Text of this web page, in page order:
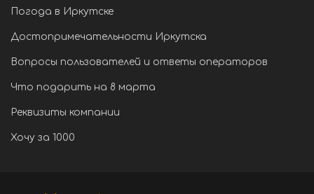
Погода в Иркутске
Достопримечательности Иркутска
Вопросы пользователей и ответы операторов
Что подарить на 8 марта
Реквизиты компании
Хочу за 1000